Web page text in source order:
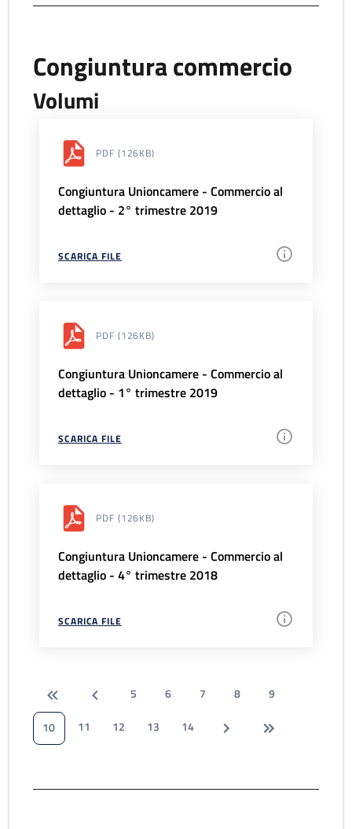
Congiuntura commercio
Volumi
PDF (126KB)
Congiuntura Unioncamere - Commercio al
dettaglio - 2° trimestre 2019
SCARICA FILE
PDF (126KB)
Congiuntura Unioncamere - Commercio al
dettaglio - 1° trimestre 2019
SCARICA FILE
PDF (126KB)
Congiuntura Unioncamere - Commercio al
dettaglio - 4° trimestre 2018
SCARICA FILE
5 6 7 8
9
10
11 12 13 14